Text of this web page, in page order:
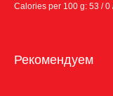
Calories per 100 g: 53 / 0
Рекомендуем
Условия